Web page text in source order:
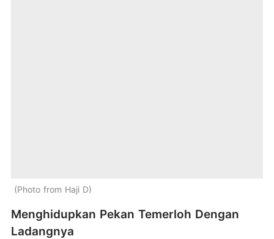
Photo from Haji D
Menghidupkan Pekan Temerloh Dengan
Ladangnya